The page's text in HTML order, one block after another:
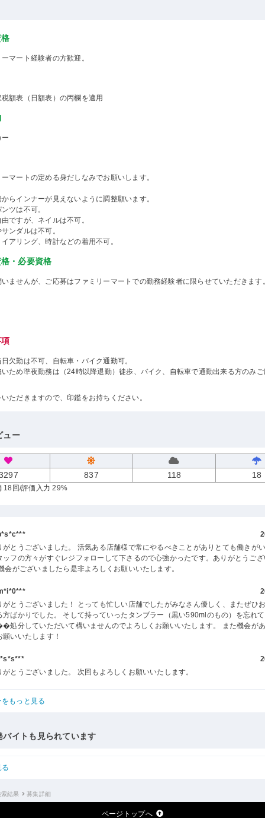
マート経験者の方歓迎。
額表（日額表）の丙欄を適用
マートの定める身だしなみでお願いします。
らインナーが見えないように調整願います。
ツは不可。
ですが、ネイルは不可。
ンダルは不可。
アリング、時計などの着用不可。
・必要資格
ませんが、ご応募はファミリーマートでの勤務経験者に限らせていただきます
欠勤は不可、自転車・バイク通勤可。
いため準夜勤務は（24時以降退勤）徒歩、バイク、自転車で通勤出来る方のみ
ただきますので、印鑑をお持ちください。
ュー
837 118 18
18回/評価入力 29%
がとうございました。 活気ある店舗様で常にやるべきことがありとても働きが
ッフの方々がすぐレジフォローして下さるので心強かったです。ありがとうご
会がございましたら是非よろしくお願いいたします。
がとうございました！ とっても忙しい店舗でしたがみなさん優しく、またぜひ
方ばかりでした。 そして持っていったタンブラー（黒い590mlのもの）を忘れ
分していただいて構いませんのでよろしくお願いいたします。 また機会が
いいたします！
がとうございました。 次回もよろしくお願いいたします。
もっと見る
バイトも見られています
索結果 募集詳細
ページトップへ